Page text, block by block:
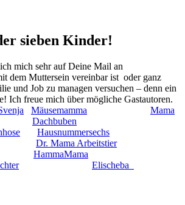
sieben Kinder!
mich sehr auf Deine Mail an
dem Muttersein vereinbar ist oder ganz
und Job zu managen versuchen – denn ein
Ich freue mich über mögliche Gastautoren.
Mäusemamma
Mama
Dachbuben
Hausnummersechs
Dr. Mama Arbeitstier
HammaMama
Elischeba